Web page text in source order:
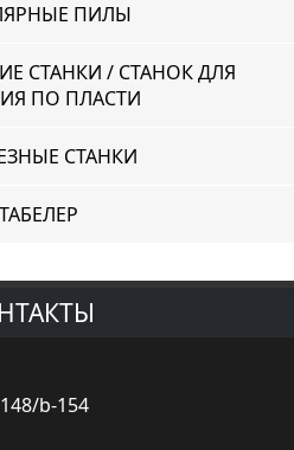
ПИЛЫ
СТАНКИ / СТАНОК ДЛЯ
ПО ПЛАСТИ
СТАНКИ
b-154